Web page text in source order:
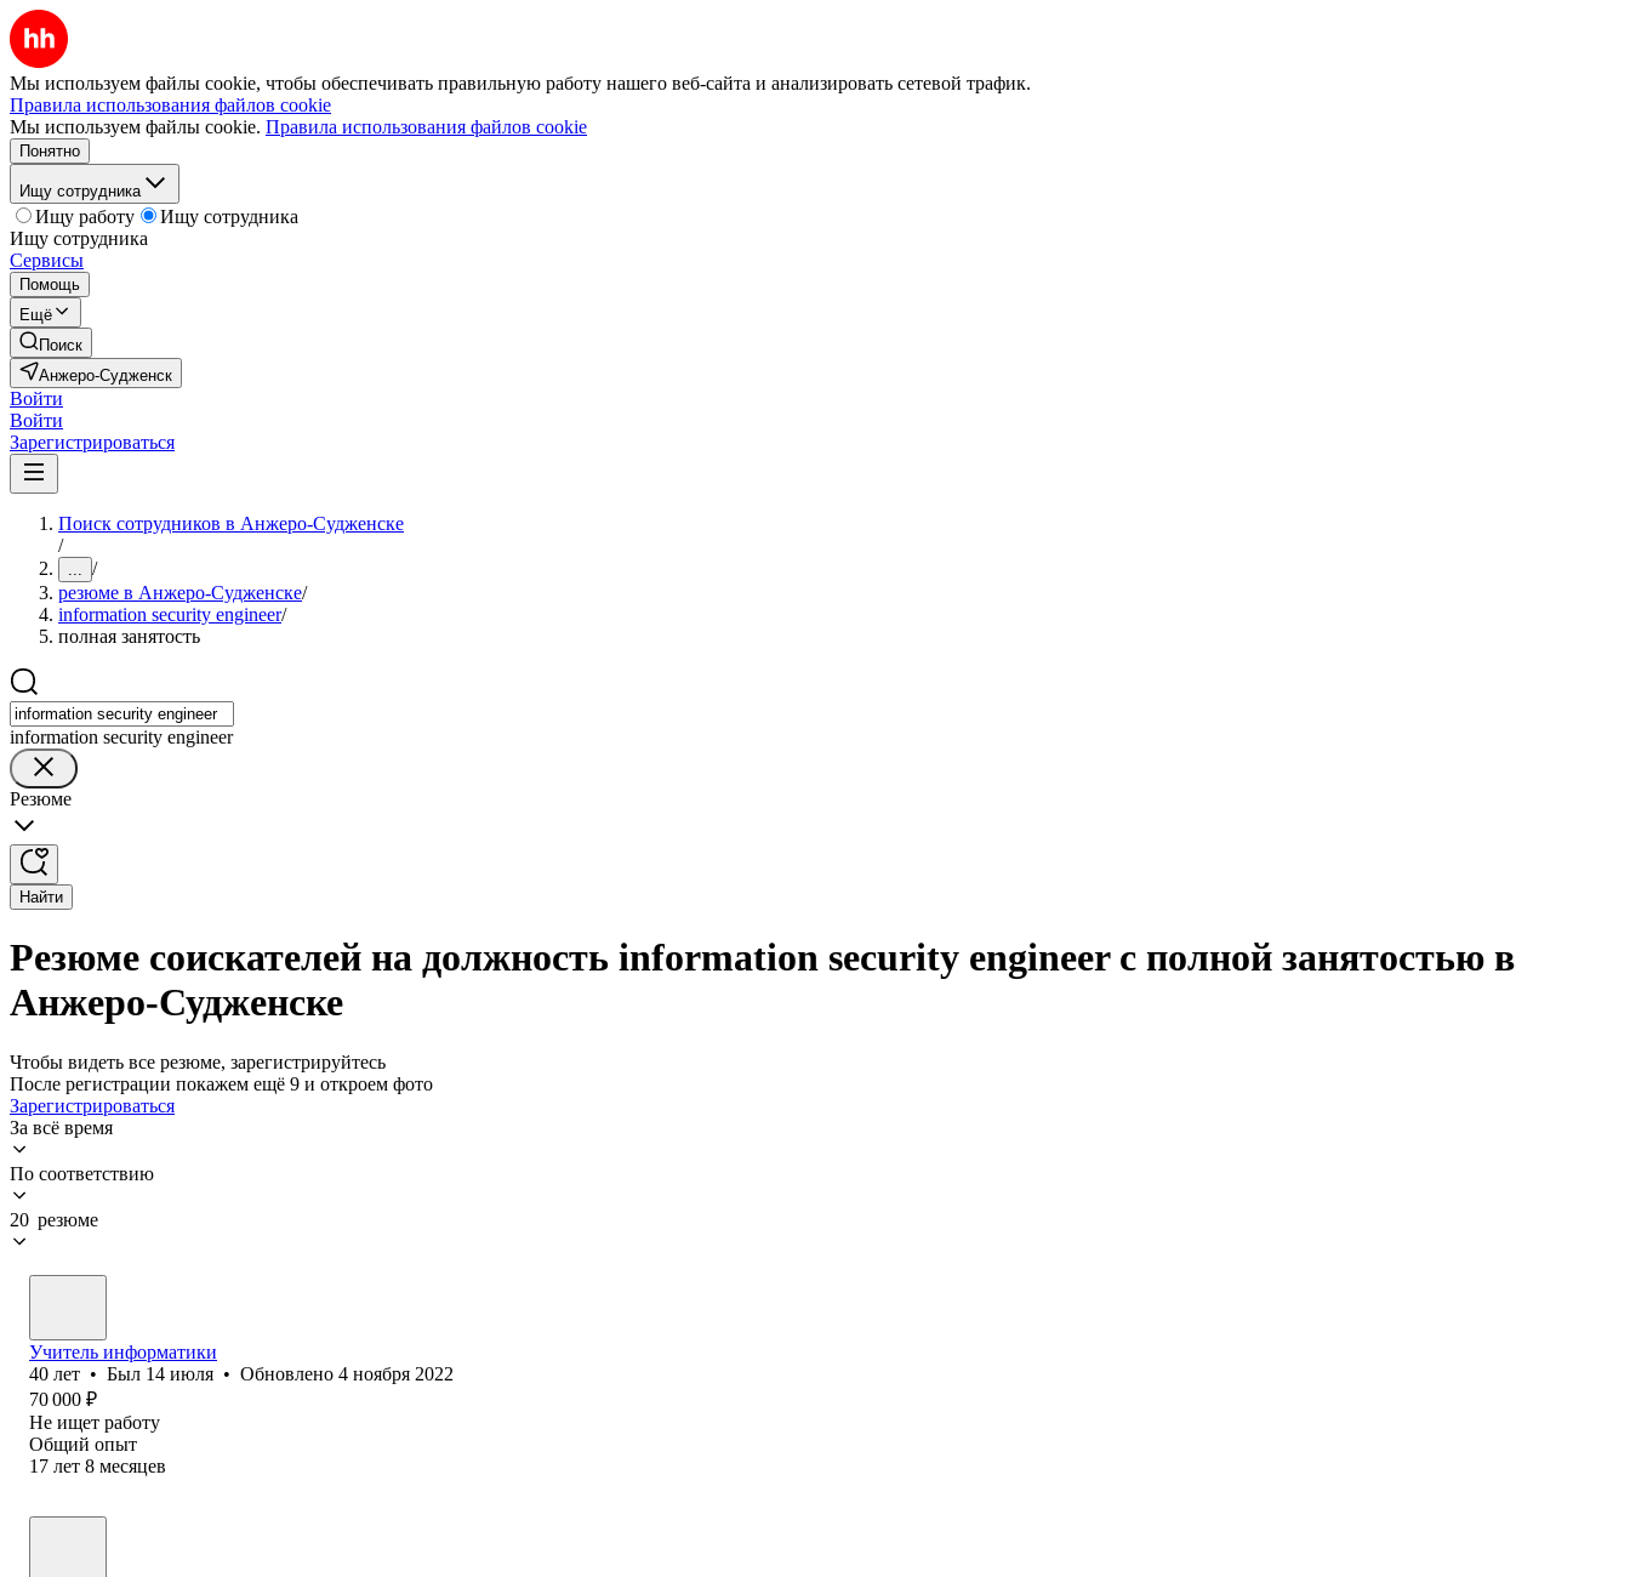
Мы используем файлы cookie, чтобы обеспечивать правильную работу нашего веб-сайта и анализировать сетевой трафик.
Правила использования файлов cookie
Мы используем файлы cookie. Правила использования файлов cookie
Понятно
Ищу сотрудника
Ищу работу
Ищу сотрудника
Ищу сотрудника
Сервисы
Помощь
Ещё
Поиск
Анжеро-Судженск
Войти
Войти
Зарегистрироваться
Поиск сотрудников в Анжеро-Судженске
/
... /
резюме в Анжеро-Судженске/
information security engineer/
полная занятость
information security engineer
Резюме
Найти
Резюме соискателей на должность information security engineer с полной занятостью в
Анжеро-Судженске
Чтобы видеть все резюме, зарегистрируйтесь
После регистрации покажем ещё 9 и откроем фото
Зарегистрироваться
За всё время
По соответствию
20 резюме
Учитель информатики
40 лет • Был 14 июля • Обновлено 4 ноября 2022
70 000 ₽
Не ищет работу
Общий опыт
17 лет 8 месяцев